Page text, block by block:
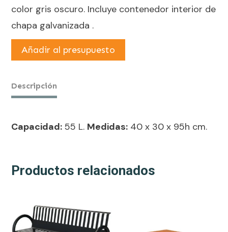
color gris oscuro. Incluye contenedor interior de
chapa galvanizada .
Añadir al presupuesto
Descripción
Capacidad: 55 L. Medidas: 40 x 30 x 95h cm.
Productos relacionados